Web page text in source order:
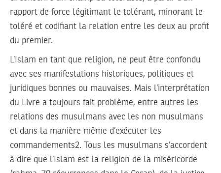
rapport de force légitimant le tolérant, minorant le
toléré et codifiant la relation entre les deux au profit
du premier.
L’Islam en tant que religion, ne peut être confondu
avec ses manifestations historiques, politiques et
juridiques bonnes ou mauvaises. Mais l’interprétation
du Livre a toujours fait problème, entre autres les
relations des musulmans avec les non musulmans
et dans la manière même d’exécuter les
commandements2. Tous les musulmans s’accordent
à dire que l’Islam est la religion de la miséricorde